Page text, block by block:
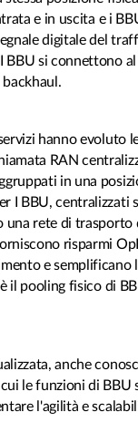
e in uscita e i
digitale del
BBU si connettono
hanno evoluto
RAN
in una
I BBU, centralizzati
una rete di trasporto
risparmi
e semplificano
il pooling fisico di
anche
le funzioni di BBU
l'agilità e